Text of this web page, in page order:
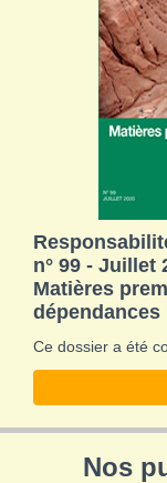
n° 99 - Juillet
Matières
dépendances
Ce dossier a été
Nos